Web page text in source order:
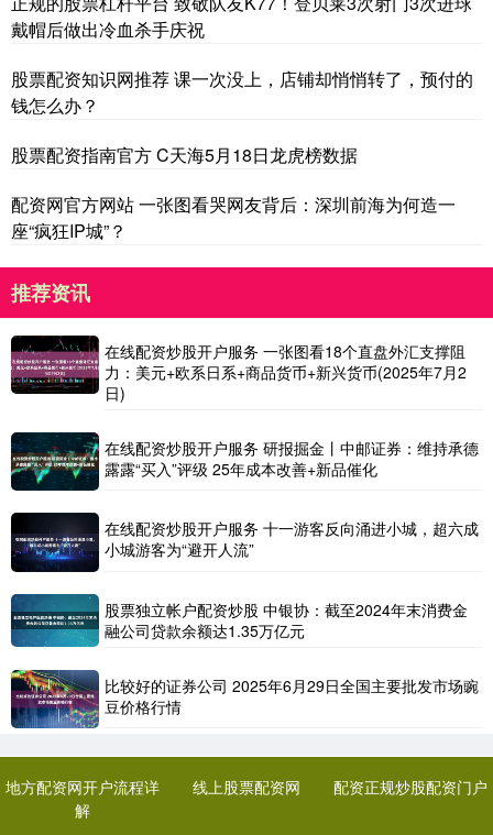
戴帽后做出冷血杀手庆祝
股票配资知识网推荐 课一次没上，店铺却悄悄转了，预付的
钱怎么办？
股票配资指南官方 C天海5月18日龙虎榜数据
配资网官方网站 一张图看哭网友背后：深圳前海为何造一
座“疯狂IP城”？
推荐资讯
在线配资炒股开户服务 一张图看18个直盘外汇支撑阻
力：美元+欧系日系+商品货币+新兴货币(2025年7月2
日)
在线配资炒股开户服务 研报掘金丨中邮证券：维持承德
露露“买入”评级 25年成本改善+新品催化
在线配资炒股开户服务 十一游客反向涌进小城，超六成
小城游客为“避开人流”
股票独立帐户配资炒股 中银协：截至2024年末消费金
融公司贷款余额达1.35万亿元
比较好的证券公司 2025年6月29日全国主要批发市场豌
豆价格行情
地方配资网开户流程详
解
线上股票配资网 配资正规炒股配资门户